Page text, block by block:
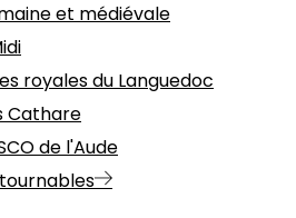
et médiévale
royales du Languedoc
Cathare
de l'Aude